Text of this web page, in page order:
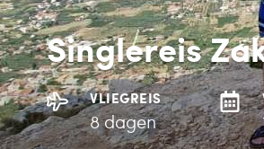
Singlereis
VLIEGREIS
8 dagen